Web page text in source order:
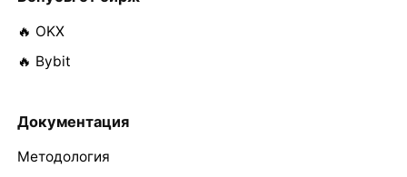
🔥 OKX
🔥 Bybit
Документация
Методология